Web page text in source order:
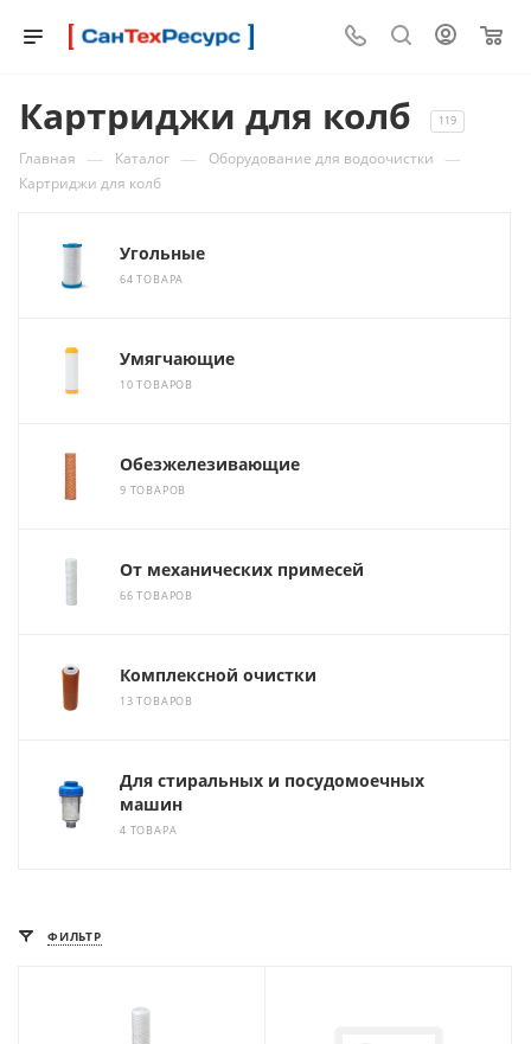
Картриджи для колб 119
Главная — Каталог — Оборудование для водоочистки —
Картриджи для колб
Угольные
64 ТОВАРА
Умягчающие
10 ТОВАРОВ
Обезжелезивающие
9 ТОВАРОВ
От механических примесей
66 ТОВАРОВ
Комплексной очистки
13 ТОВАРОВ
Для стиральных и посудомоечных
машин
4 ТОВАРА
ФИЛЬТР